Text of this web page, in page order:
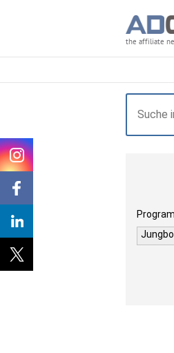
the affiliate